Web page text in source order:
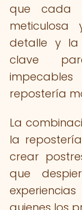
que cada
detalle y la
clave
repostería
La
la
crear
que